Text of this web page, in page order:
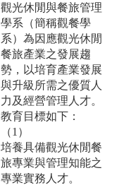
觀光休閒與餐旅管理
學系（簡稱觀餐學
系）為因應觀光休閒
餐旅產業之發展趨
勢，以培育產業發展
與升級所需之優質人
力及經營管理人才。
教育目標如下：
（1）
培養具備觀光休閒餐
旅專業與管理知能之
專業實務人才。